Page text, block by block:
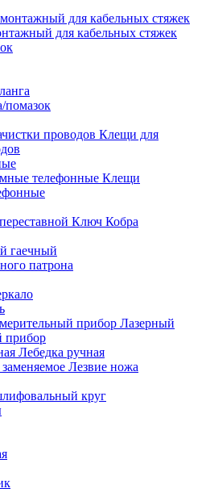
для кабельных стяжек
помазок
Клещи для
Клещи
Ключ Кобра
гаечный
патрона
Лазерный
прибор
Лебедка ручная
Лезвие ножа
круг